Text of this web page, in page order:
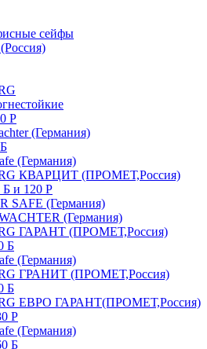
сейфы
Р
(Германия)
(Германия)
КВАРЦИТ (ПРОМЕТ,Россия)
Б и 120 Р
SAFE (Германия)
(Германия)
ГАРАНТ (ПРОМЕТ,Россия)
Б
(Германия)
ГРАНИТ (ПРОМЕТ,Россия)
Б
ЕВРО ГАРАНТ(ПРОМЕТ,Россия)
Р
(Германия)
Б